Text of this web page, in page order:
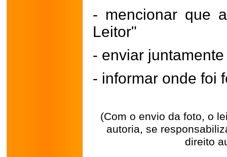
- mencionar que
Leitor"
- enviar
- informar onde foi
(Com o envio da foto, o
autoria, se
direito